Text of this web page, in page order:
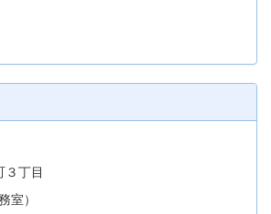
３丁目
室）